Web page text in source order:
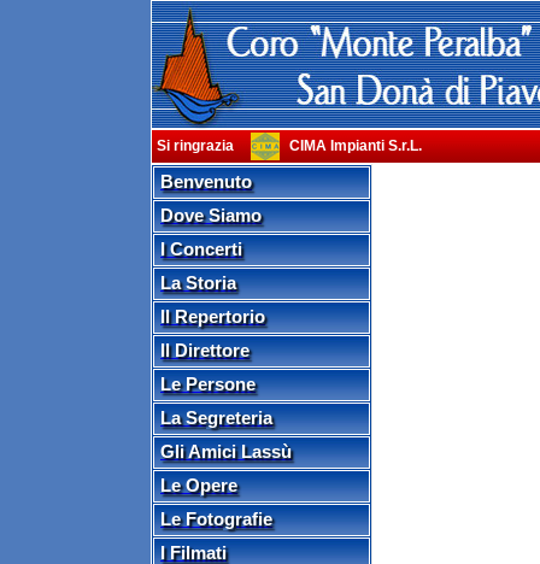
Si ringrazia CIMA Impianti S.r.L.
Benvenuto
Dove Siamo
I Concerti
La Storia
Il Repertorio
Il Direttore
Le Persone
La Segreteria
Gli Amici Lassù
Le Opere
Le Fotografie
I Filmati